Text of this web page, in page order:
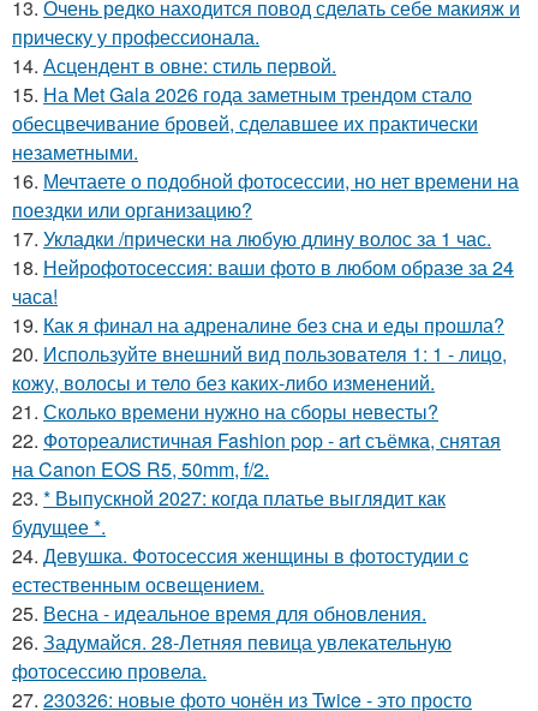
13. Очень редко находится повод сделать себе макияж и
прическу у профессионала.
14. Асцендент в овне: стиль первой.
15. На Met Gala 2026 года заметным трендом стало
обесцвечивание бровей, сделавшее их практически
незаметными.
16. Мечтаете о подобной фотосессии, но нет времени на
поездки или организацию?
17. Укладки /прически на любую длину волос за 1 час.
18. Нейрофотосессия: ваши фото в любом образе за 24
часа!
19. Как я финал на адреналине без сна и еды прошла?
20. Используйте внешний вид пользователя 1: 1 - лицо,
кожу, волосы и тело без каких-либо изменений.
21. Сколько времени нужно на сборы невесты?
22. Фотореалистичная Fashion pop - art съёмка, снятая
на Canon EOS R5, 50mm, f/2.
23. * Выпускной 2027: когда платье выглядит как
будущее *.
24. Девушка. Фотосессия женщины в фотостудии c
естественным освещением.
25. Весна - идеальное время для обновления.
26. Задумайся. 28-Летняя певица увлекательную
фотосессию провела.
27. 230326: новые фото чонён из Twice - это просто